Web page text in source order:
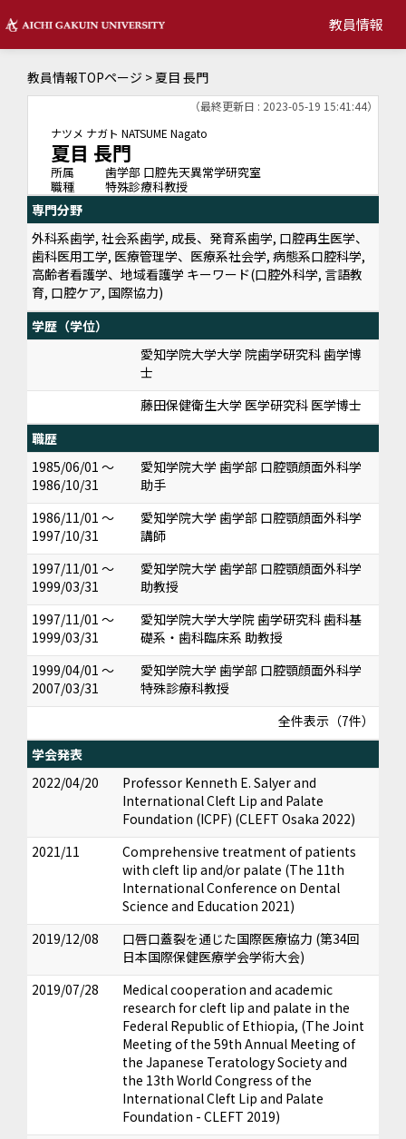
教員情報
教員情報TOPページ > 夏目 長門
（最終更新日 : 2023-05-19 15:41:44）
ナツメ ナガト NATSUME Nagato
夏目 長門
所属
歯学部 口腔先天異常学研究室
職種
特殊診療科教授
専門分野
外科系歯学, 社会系歯学, 成長、発育系歯学, 口腔再生医学、
歯科医用工学, 医療管理学、医療系社会学, 病態系口腔科学,
高齢者看護学、地域看護学 キーワード(口腔外科学, 言語教
育, 口腔ケア, 国際協力)
学歴（学位）
愛知学院大学大学 院歯学研究科 歯学博
士
藤田保健衛生大学 医学研究科 医学博士
職歴
1985/06/01 ～
1986/10/31
愛知学院大学 歯学部 口腔顎顔面外科学
助手
1986/11/01 ～
1997/10/31
愛知学院大学 歯学部 口腔顎顔面外科学
講師
1997/11/01 ～
1999/03/31
愛知学院大学 歯学部 口腔顎顔面外科学
助教授
1997/11/01 ～
1999/03/31
愛知学院大学大学院 歯学研究科 歯科基
礎系・歯科臨床系 助教授
1999/04/01 ～
2007/03/31
愛知学院大学 歯学部 口腔顎顔面外科学
特殊診療科教授
全件表示（7件）
学会発表
2022/04/20
Professor Kenneth E. Salyer and
International Cleft Lip and Palate
Foundation (ICPF) (CLEFT Osaka 2022)
2021/11
Comprehensive treatment of patients
with cleft lip and/or palate (The 11th
International Conference on Dental
Science and Education 2021)
2019/12/08
口唇口蓋裂を通じた国際医療協力 (第34回
日本国際保健医療学会学術大会)
2019/07/28
Medical cooperation and academic
research for cleft lip and palate in the
Federal Republic of Ethiopia, (The Joint
Meeting of the 59th Annual Meeting of
the Japanese Teratology Society and
the 13th World Congress of the
International Cleft Lip and Palate
Foundation - CLEFT 2019)